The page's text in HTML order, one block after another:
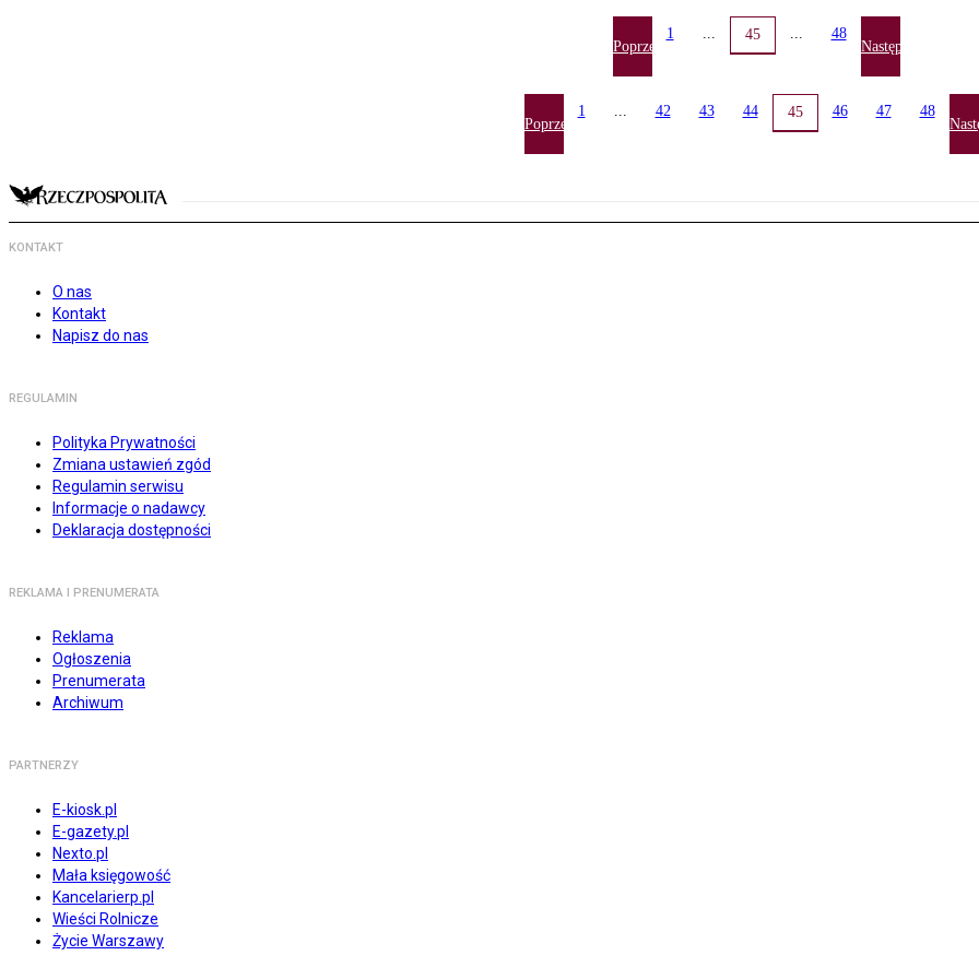
Poprzednia
1 ... 45 ... 48
Następna
Poprzednia
1 ... 42 43 44 45 46 47 48
KONTAKT
O nas
Kontakt
Napisz do nas
REGULAMIN
Polityka Prywatności
Zmiana ustawień zgód
Regulamin serwisu
Informacje o nadawcy
Deklaracja dostępności
REKLAMA I PRENUMERATA
Reklama
Ogłoszenia
Prenumerata
Archiwum
PARTNERZY
E-kiosk.pl
E-gazety.pl
Nexto.pl
Mała księgowość
Kancelarierp.pl
Wieści Rolnicze
Życie Warszawy